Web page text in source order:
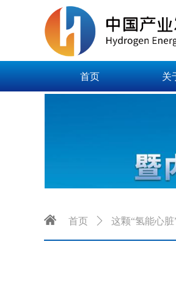
首页 关
首页 ꄲ 这颗“氢能心